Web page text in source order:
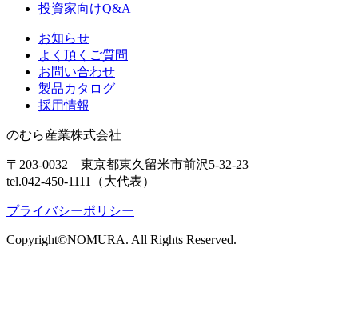
投資家向けQ&A
お知らせ
よく頂くご質問
お問い合わせ
製品カタログ
採用情報
のむら産業株式会社
〒203-0032 東京都東久留米市前沢5-32-23
tel.042-450-1111（大代表）
プライバシーポリシー
Copyright©NOMURA. All Rights Reserved.